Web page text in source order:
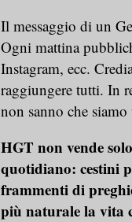
Il messaggio di un
Ogni mattina
Instagram, ecc.
raggiungere tutti. In
non sanno che
HGT non vende
quotidiano: cestini
frammenti di
più naturale la vita